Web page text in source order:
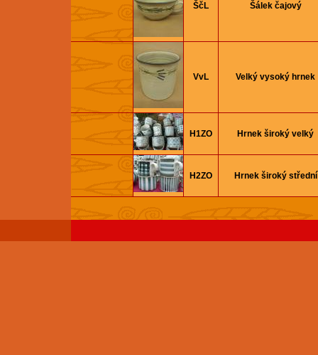
ŠčL Šálek čajový
VvL Velký vysoký hrnek
H1ZO Hrnek široký velký
H2ZO Hrnek široký střední